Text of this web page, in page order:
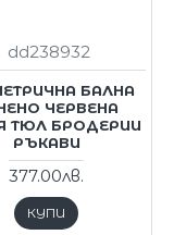
dd238932
БАЛНА
ЧЕРВЕНА
ТЮЛ БРОДЕРИИ
РЪКАВИ
377.00лв.
КУПИ